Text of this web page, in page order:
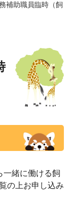
補助職員臨時（飼
一緒に働ける飼
の上お申し込み